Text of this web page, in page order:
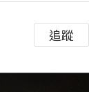
追蹤